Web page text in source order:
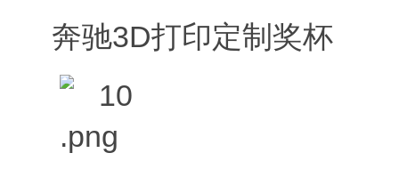
奔驰3D打印定制奖杯